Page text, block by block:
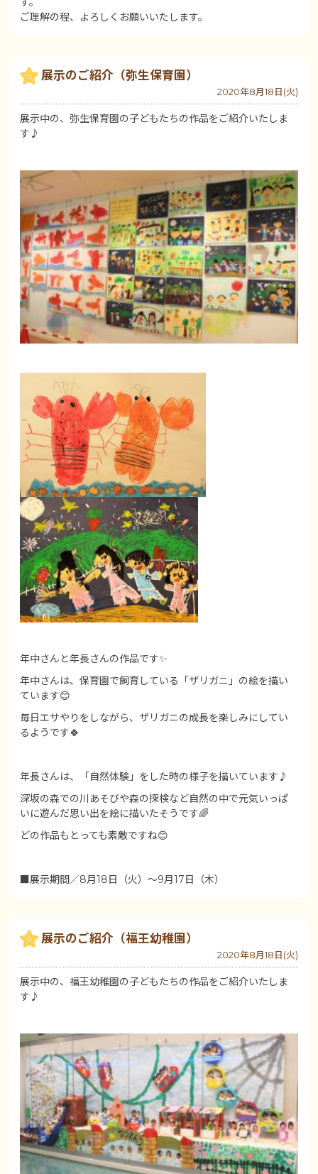
ご理解の程、よろしくお願いいたします。
展示のご紹介（弥生保育園）
2020年8月18日(火)
展示中の、弥生保育園の子どもたちの作品をご紹介いたしま
す♪
年中さんと年長さんの作品です✨
年中さんは、保育園で飼育している「ザリガニ」の絵を描い
ています😊
毎日エサやりをしながら、ザリガニの成長を楽しみにしてい
るようです🍀
年長さんは、「自然体験」をした時の様子を描いています♪
深坂の森での川あそびや森の探検など自然の中で元気いっぱ
いに遊んだ思い出を絵に描いたそうです🌈
どの作品もとっても素敵ですね😊
■展示期間／8月18日（火）～9月17日（木）
展示のご紹介（福王幼稚園）
2020年8月18日(火)
展示中の、福王幼稚園の子どもたちの作品をご紹介いたしま
す♪